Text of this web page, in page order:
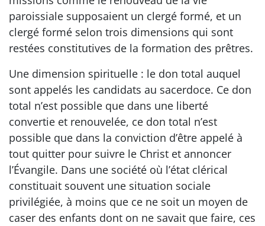
paroissiale supposaient un clergé formé, et un
clergé formé selon trois dimensions qui sont
restées constitutives de la formation des prêtres.
Une dimension spirituelle : le don total auquel
sont appelés les candidats au sacerdoce. Ce don
total n’est possible que dans une liberté
convertie et renouvelée, ce don total n’est
possible que dans la conviction d’être appelé à
tout quitter pour suivre le Christ et annoncer
l’Évangile. Dans une société où l’état clérical
constituait souvent une situation sociale
privilégiée, à moins que ce ne soit un moyen de
caser des enfants dont on ne savait que faire, ces